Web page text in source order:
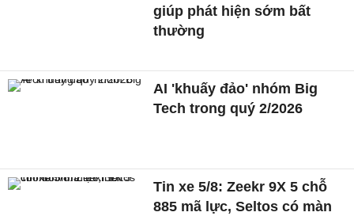
giúp phát hiện sớm bất
thường
AI 'khuấy đảo' nhóm Big
Tech trong quý 2/2026
Tin xe 5/8: Zeekr 9X 5 chỗ
885 mã lực, Seltos có màn